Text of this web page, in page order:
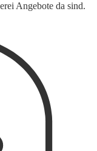
Angebote da sind.